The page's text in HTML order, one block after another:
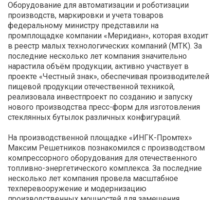
Оборудование для автоматизации и роботизации
производств, маркировки и учета товаров
федеральному министру представили на
промплощадке компании «Меридиан», которая входит
в реестр малых технологических компаний (МТК). За
последние несколько лет компания значительно
нарастила объём продукции, активно участвует в
проекте «Честный знак», обеспечивая производителей
пищевой продукции отечественной техникой,
реализовала инвестпроект по созданию и запуску
нового производства пресс-форм для изготовления
стеклянных бутылок различных конфигураций.
На производственной площадке «ИНГК-Промтех»
Максим Решетников познакомился с производством
компрессорного оборудования для отечественного
топливно-энергетического комплекса. За последние
несколько лет компания провела масштабное
техперевооружение и модернизацию